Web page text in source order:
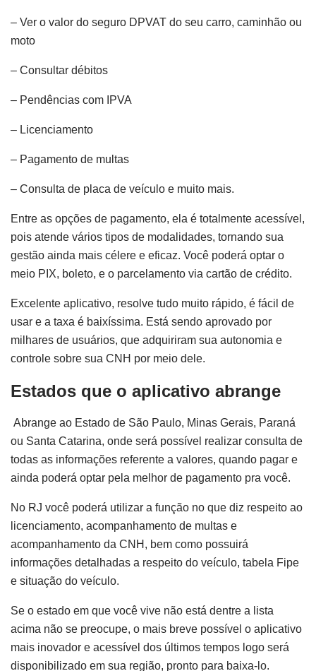
– Ver o valor do seguro DPVAT do seu carro, caminhão ou
moto
– Consultar débitos
– Pendências com IPVA
– Licenciamento
– Pagamento de multas
– Consulta de placa de veículo e muito mais.
Entre as opções de pagamento, ela é totalmente acessível,
pois atende vários tipos de modalidades, tornando sua
gestão ainda mais célere e eficaz. Você poderá optar o
meio PIX, boleto, e o parcelamento via cartão de crédito.
Excelente aplicativo, resolve tudo muito rápido, é fácil de
usar e a taxa é baixíssima. Está sendo aprovado por
milhares de usuários, que adquiriram sua autonomia e
controle sobre sua CNH por meio dele.
Estados que o aplicativo abrange
Abrange ao Estado de São Paulo, Minas Gerais, Paraná
ou Santa Catarina, onde será possível realizar consulta de
todas as informações referente a valores, quando pagar e
ainda poderá optar pela melhor de pagamento pra você.
No RJ você poderá utilizar a função no que diz respeito ao
licenciamento, acompanhamento de multas e
acompanhamento da CNH, bem como possuirá
informações detalhadas a respeito do veículo, tabela Fipe
e situação do veículo.
Se o estado em que você vive não está dentre a lista
acima não se preocupe, o mais breve possível o aplicativo
mais inovador e acessível dos últimos tempos logo será
disponibilizado em sua região, pronto para baixa-lo.